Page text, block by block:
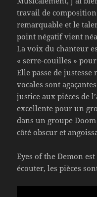
travail de composition
remarquable et le
point négatif vient
La voix du chanteur
« serre-couilles »
Elle passe de justesse
vocales sont
justice aux pièces de
excellente pour un
dans un groupe
côté obscur et
Eyes of the Demon
écouter, les pièces